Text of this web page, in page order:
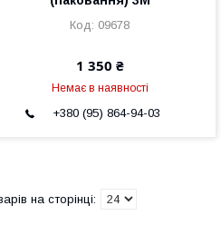
09678
1 350 ₴
Немає в наявності
+380 (95) 864-94-03